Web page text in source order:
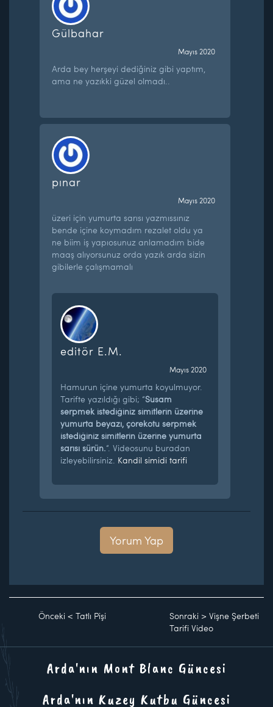
Gülbahar
Mayıs 2020
Arda bey herşeyi dediğiniz gibi yaptım,
ama ne yazıkki güzel olmadı..
pınar
Mayıs 2020
üzeri için yumurta sarısı yazmıssınız
bende içine koymadım rezalet oldu ya
ne biim iş yapıosunuz anlamadım bide
maaş alıyorsunuz orda yazık arda sizin
gibilerle çalışmamalı
editör E.M.
Mayıs 2020
Hamurun içine yumurta koyulmuyor.
Tarifte yazıldığı gibi; “Susam
serpmek istediğiniz simitlerin üzerine
yumurta beyazı, çörekotu serpmek
istediğiniz simitlerin üzerine yumurta
sarısı sürün.“. Videosunu buradan
izleyebilirsiniz. Kandil simidi tarifi
Yorum Yap
Önceki < Tatlı Pişi Sonraki >Vişne Şerbeti
Tarifi Video
Arda'nın Mont Blanc Güncesi
Arda'nın Kuzey Kutbu Güncesi